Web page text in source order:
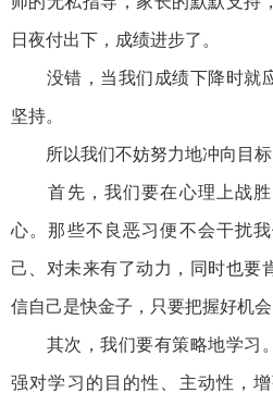
日夜付出下，成绩进步了。
没错，当我们成绩下降时就应
坚持。
所以我们不妨努力地冲向目标
首先，我们要在心理上战胜
心。那些不良恶习便不会干扰
己、对未来有了动力，同时也要
信自己是快金子，只要把握好机
其次，我们要有策略地学习
强对学习的目的性、主动性，